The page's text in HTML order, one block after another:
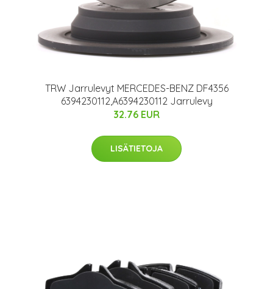
TRW Jarrulevyt MERCEDES-BENZ DF4356
6394230112,A6394230112 Jarrulevy
32.76 EUR
LISÄTIETOJA